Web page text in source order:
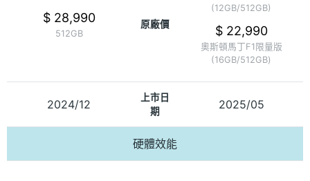
$ 28,990
512GB
原廠價
(12GB/512GB)
$ 22,990
奧斯頓馬丁F1限量版
(16GB/512GB)
2024/12
上市日
期
2025/05
硬體效能